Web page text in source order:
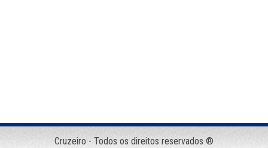
Cruzeiro - Todos os direitos reservados ®